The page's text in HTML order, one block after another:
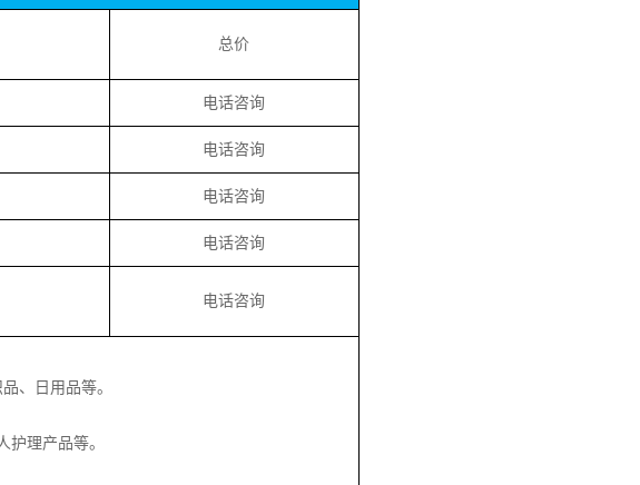
总价
电话咨询
电话咨询
电话咨询
电话咨询
电话咨询
、日用品等。
护理产品等。